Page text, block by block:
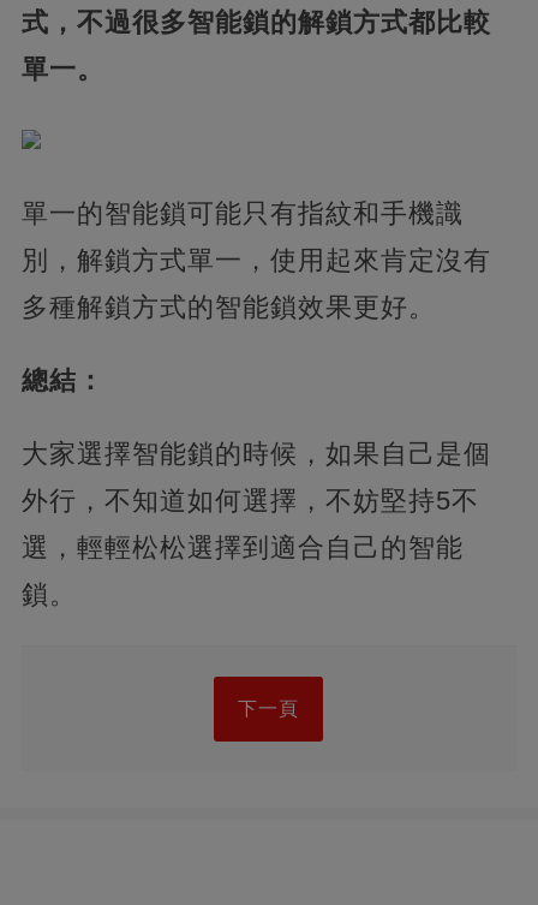
式，不過很多智能鎖的解鎖方式都比較
單一。
單一的智能鎖可能只有指紋和手機識
別，解鎖方式單一，使用起來肯定沒有
多種解鎖方式的智能鎖效果更好。
總結：
大家選擇智能鎖的時候，如果自己是個
外行，不知道如何選擇，不妨堅持5不
選，輕輕松松選擇到適合自己的智能
鎖。
下一頁